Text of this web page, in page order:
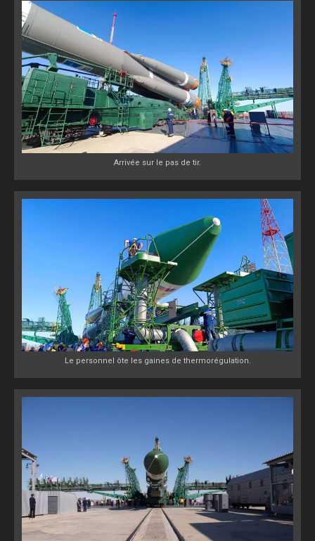
Arrivée sur le pas de tir.
Le personnel ôte les gaines de thermorégulation.